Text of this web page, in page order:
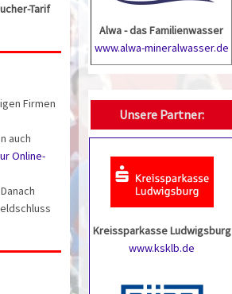
Tarif
Firmen
auch
Online-
Alwa - das Familienwasser
www.alwa-mineralwasser.de
Unsere Partner:
Kreissparkasse Ludwigsburg
www.ksklb.de